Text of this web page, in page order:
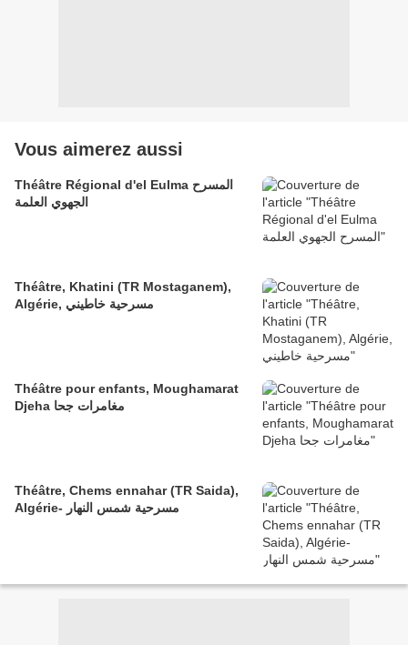
Vous aimerez aussi
Théâtre Régional d'el Eulma المسرح
الجهوي العلمة
Théâtre, Khatini (TR Mostaganem),
Algérie, مسرحية خاطيني
Théâtre pour enfants, Moughamarat
Djeha مغامرات جحا
Théâtre, Chems ennahar (TR Saida),
Algérie- مسرحية شمس النهار